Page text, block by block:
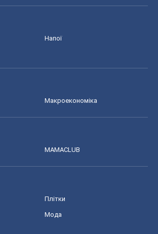
Напої
Макроекономіка
MAMACLUB
Плітки
Мода